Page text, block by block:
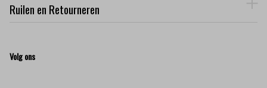
Ruilen en Retourneren
Volg ons